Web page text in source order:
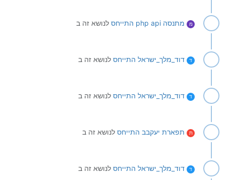
מ מתנסה php api התייחס לנושא זה ב
ד דוד_מלך_ישראל התייחס לנושא זה ב
ד דוד_מלך_ישראל התייחס לנושא זה ב
ת תפארת יעקבב התייחס לנושא זה ב
ד דוד_מלך_ישראל התייחס לנושא זה ב